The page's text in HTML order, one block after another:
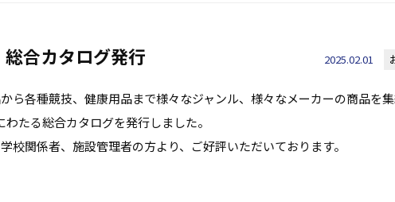
合カタログ発行 2025.02.01
ら各種競技、健康用品まで様々なジャンル、様々なメーカーの商品を
わたる総合カタログを発行しました。
校関係者、施設管理者の方より、ご好評いただいております。